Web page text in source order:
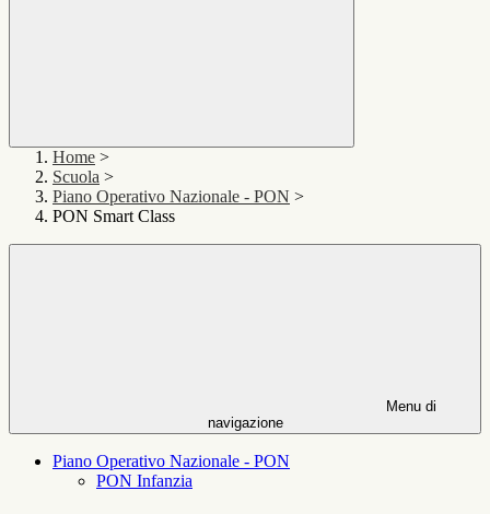
Home >
Scuola >
Piano Operativo Nazionale - PON >
PON Smart Class
Menu di
navigazione
Piano Operativo Nazionale - PON
PON Infanzia